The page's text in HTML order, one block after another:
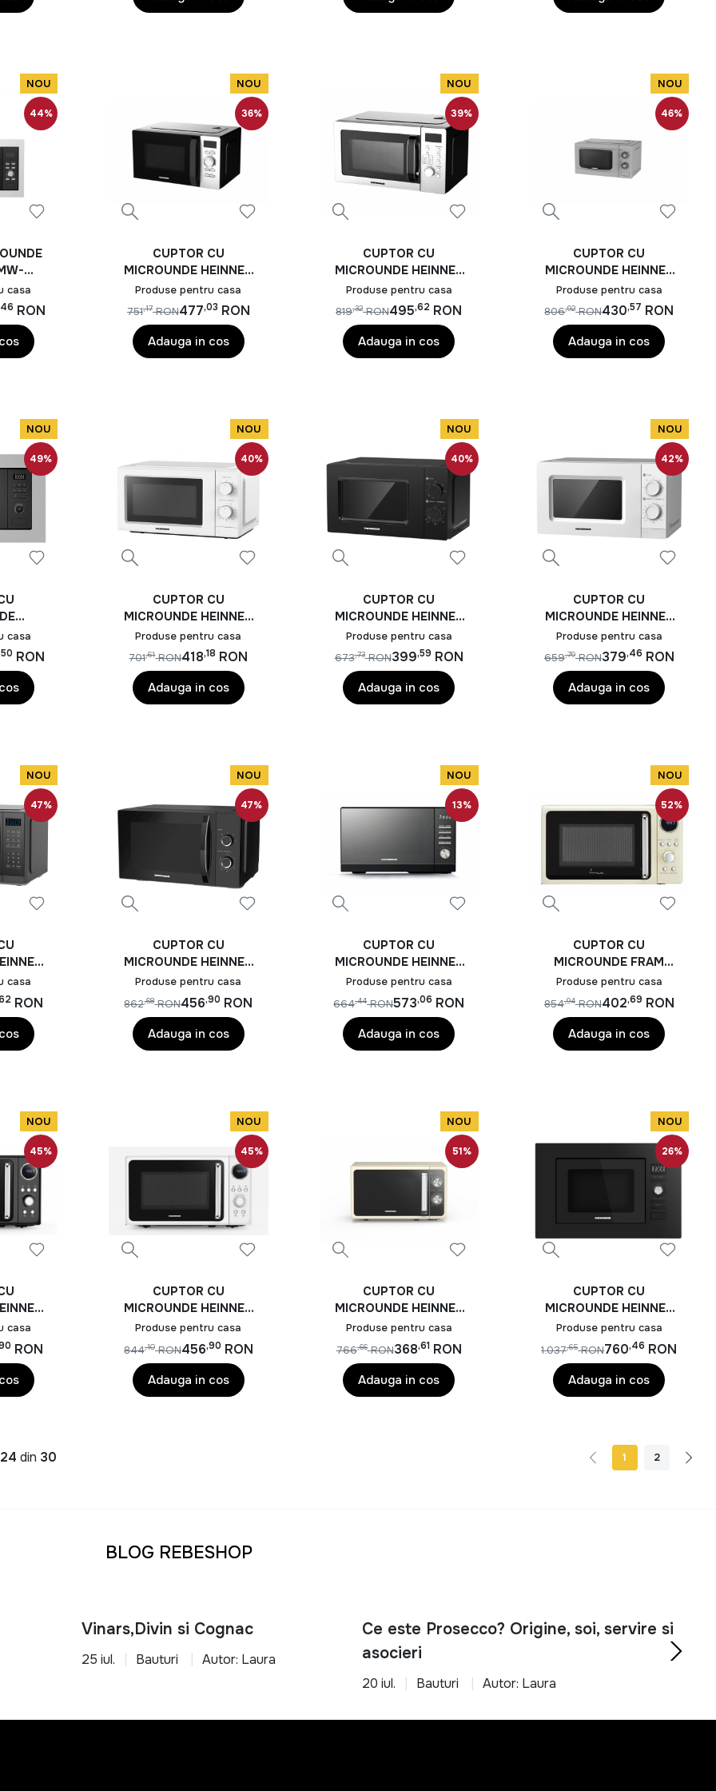
NOU
44%
casa
RON
NOU
36%
CUPTOR CU
MICROUNDE HEINNER
HMW-D2060BK
Produse pentru casa
477,03 RON
751,17 RON
Adauga in cos
NOU
39%
CUPTOR CU
MICROUNDE HEINNER
HMW-D2060SS
Produse pentru casa
495,62 RON
819,32 RON
Adauga in cos
NOU
46%
CUPTOR CU
MICROUNDE HEINNER
HMW-M2035SL
Produse pentru casa
430,57 RON
806,92 RON
Adauga in cos
NOU
49%
casa
RON
NOU
40%
CUPTOR CU
MICROUNDE HEINNER
HMW-MD20IVWH
Produse pentru casa
418,18 RON
701,61 RON
Adauga in cos
NOU
40%
CUPTOR CU
MICROUNDE HEINNER
HMW-MD20MBK
Produse pentru casa
399,59 RON
673,73 RON
Adauga in cos
NOU
42%
CUPTOR CU
MICROUNDE HEINNER
HMW-MD20MWH
Produse pentru casa
379,46 RON
659,79 RON
Adauga in cos
NOU
47%
casa
RON
NOU
47%
CUPTOR CU
MICROUNDE HEINNER
HMW-MD25MBK
Produse pentru casa
456,90 RON
862,68 RON
Adauga in cos
NOU
13%
CUPTOR CU
MICROUNDE HEINNER
HMW-MD25DMRBK
Produse pentru casa
573,06 RON
664,44 RON
Adauga in cos
NOU
52%
CUPTOR CU
MICROUNDE FRAM
FMW-MD20DRCR
Produse pentru casa
402,69 RON
854,94 RON
Adauga in cos
NOU
45%
casa
RON
NOU
45%
CUPTOR CU
MICROUNDE HEINNER
HMW-MD20DRWH
Produse pentru casa
456,90 RON
844,10 RON
Adauga in cos
NOU
51%
CUPTOR CU
MICROUNDE HEINNER
HMW-MD20MRCR
Produse pentru casa
368,61 RON
766,66 RON
Adauga in cos
NOU
26%
CUPTOR CU
MICROUNDE HEINNER
HMW-MDBI20GDBK
Produse pentru casa
760,46 RON
1.037,65 RON
Adauga in cos
24 din 30 1 2
BLOG REBESHOP
Vinars,Divin si Cognac
25 iul. Bauturi Autor: Laura
Ce este Prosecco? Origine, soi, servire si
asocieri
20 iul. Bauturi Autor: Laura